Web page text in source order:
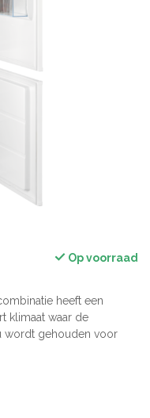
Op voorraad
heeft een
klimaat waar de
wordt gehouden voor